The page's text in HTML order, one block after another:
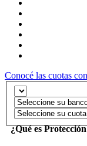
Conocé las cuotas
¿Qué es